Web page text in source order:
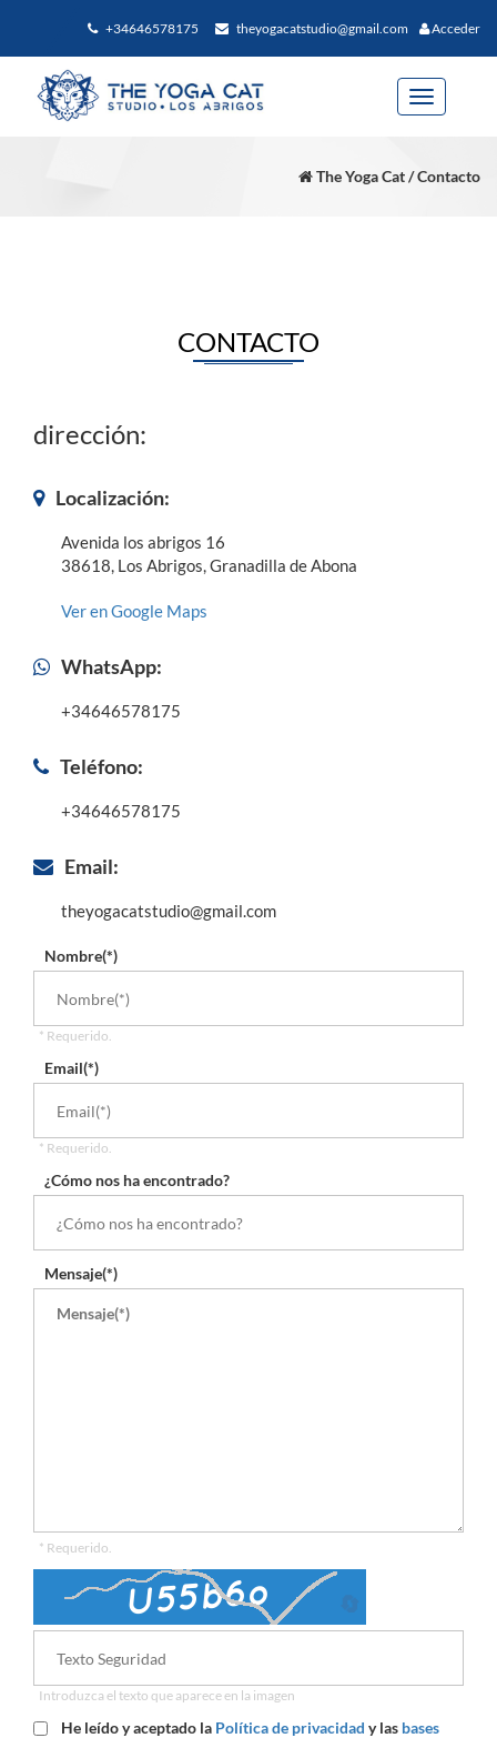
+34646578175 theyogacatstudio@gmail.com Acceder
Toggle
navigation
The Yoga Cat / Contacto
CONTACTO
dirección:
Localización:
Avenida los abrigos 16
38618, Los Abrigos, Granadilla de Abona
Ver en Google Maps
WhatsApp:
+34646578175
Teléfono:
+34646578175
Email:
theyogacatstudio@gmail.com
Nombre(*)
* Requerido.
Email(*)
* Requerido.
¿Cómo nos ha encontrado?
Mensaje(*)
* Requerido.
Introduzca el texto que aparece en la imagen
He leído y aceptado la Política de privacidad y las bases